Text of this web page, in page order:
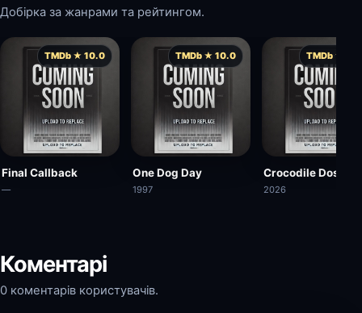
Добірка за жанрами та рейтингом.
TMDb ★ 10.0
Final Callback
—
TMDb ★ 10.0
One Dog Day
1997
TMDb ★
Crocodile Dose
2026
Коментарі
0 коментарів користувачів.